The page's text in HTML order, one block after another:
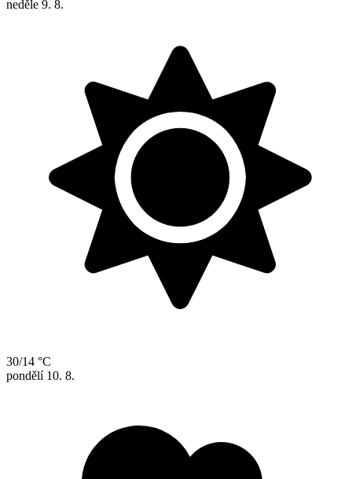
neděle 9. 8.
30/14 °C
pondělí 10. 8.